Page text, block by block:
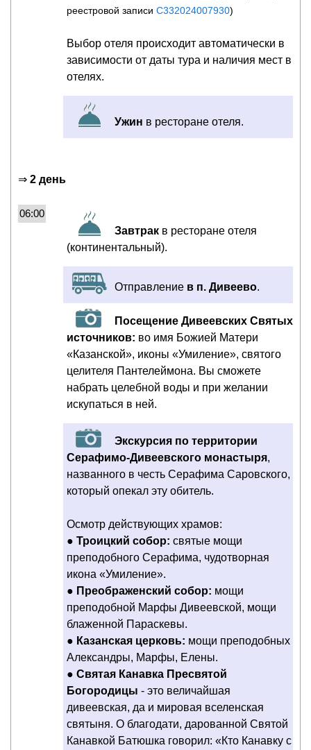
реестровой записи С332024007930)
Выбор отеля происходит автоматически в
зависимости от даты тура и наличия мест в
отелях.
Ужин в ресторане отеля.
⇒ 2 день
06:00
Завтрак в ресторане отеля
(континентальный).
Отправление в п. Дивеево.
Посещение Дивеевских Святых
источников: во имя Божией Матери
«Казанской», иконы «Умиление», святого
целителя Пантелеймона. Вы сможете
набрать целебной воды и при желании
искупаться в ней.
Экскурсия по территории
Серафимо-Дивеевского монастыря,
названного в честь Серафима Саровского,
который опекал эту обитель.
Осмотр действующих храмов:
● Троицкий собор: святые мощи
преподобного Серафима, чудотворная
икона «Умиление».
● Преображенский собор: мощи
преподобной Марфы Дивеевской, мощи
блаженной Параскевы.
● Казанская церковь: мощи преподобных
Александры, Марфы, Елены.
● Святая Канавка Пресвятой
Богородицы - это величайшая
дивеевская, да и мировая вселенская
святыня. О благодати, дарованной Святой
Канавкой Батюшка говорил: «Кто Канавку с